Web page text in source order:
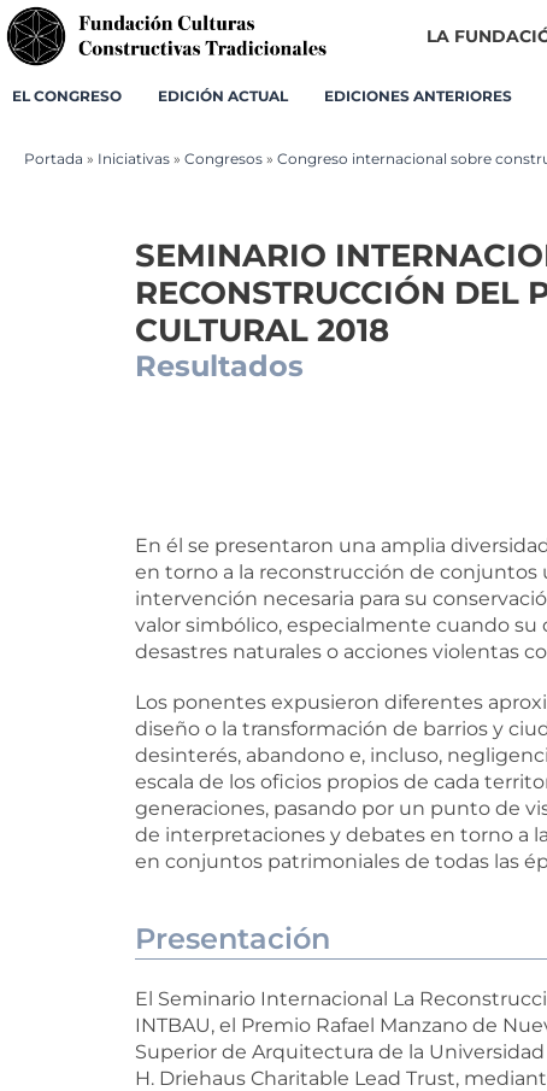
LA
EL CONGRESO EDICIÓN ACTUAL EDICIONES ANTERIORES
Portada » Iniciativas » Congresos » Congreso internacional sobre
SEMINARIO
RECONSTRUCCIÓN DEL
CULTURAL 2018
Resultados
En él se presentaron una amplia
en torno a la reconstrucción de conjuntos
intervención necesaria para su
valor simbólico, especialmente cuando su
desastres naturales o acciones violentas
Los ponentes expusieron diferentes
diseño o la transformación de barrios y
desinterés, abandono e, incluso,
escala de los oficios propios de cada
generaciones, pasando por un punto de
de interpretaciones y debates en torno a
en conjuntos patrimoniales de todas las
Presentación
El Seminario Internacional La
INTBAU, el Premio Rafael Manzano de
Superior de Arquitectura de la
H. Driehaus Charitable Lead Trust,